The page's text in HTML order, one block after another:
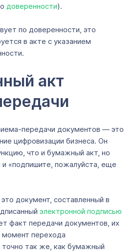
доверенности).
по доверенности, это
в акте с указанием
акт
передачи документов — это
цифровизации бизнеса. Он
что и бумажный акт, но
и «подпишите, пожалуйста, еще
документ, составленный в
электронной подписью
факт передачи документов, их
момент перехода
так же, как бумажный